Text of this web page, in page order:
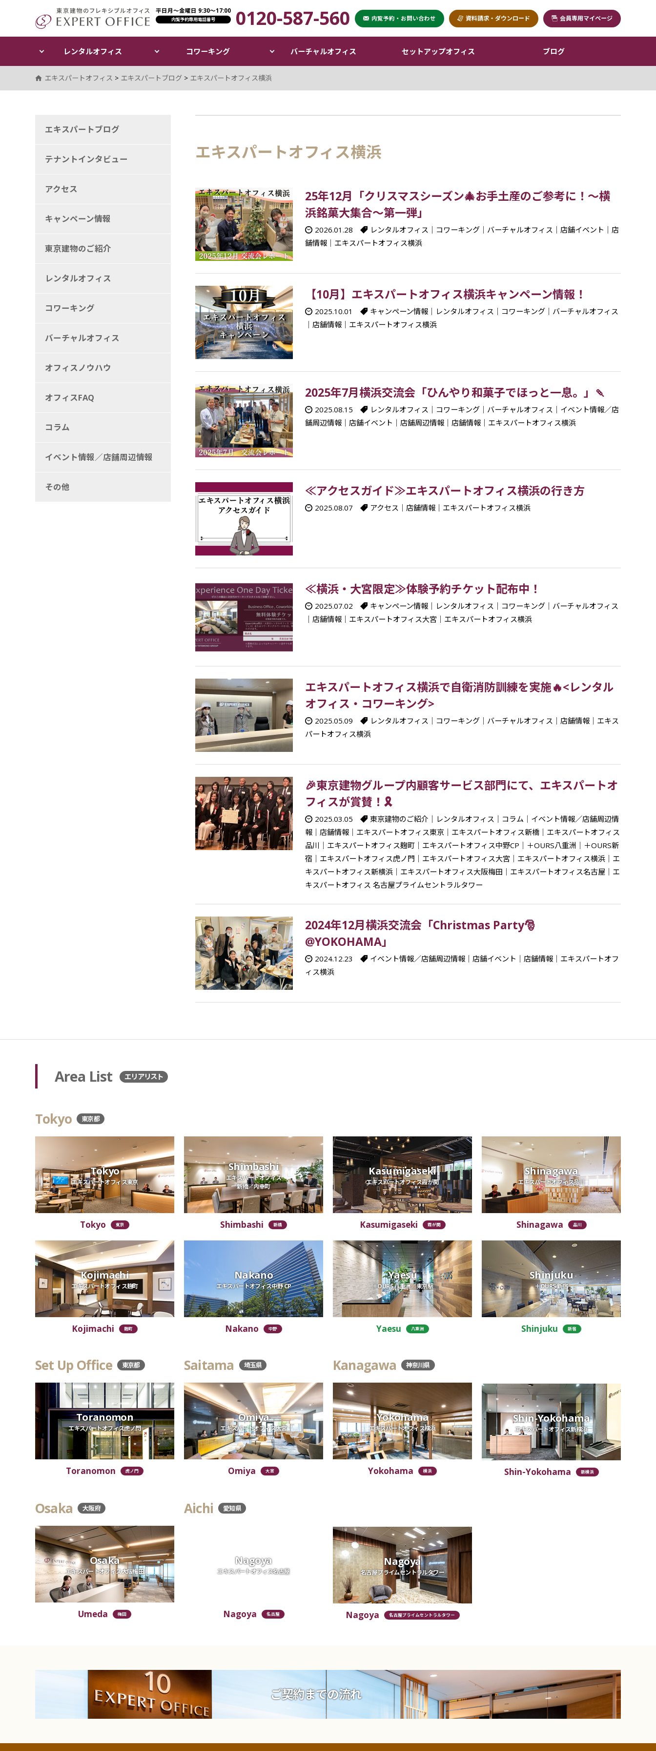
レンタルオフィス コワーキング バーチャルオフィス セットアップオフィス ブログ
エキスパートオフィス（EXPERT OFFICE） 会員専用マイページ
資料請求・ダウンロード
平日月〜金曜日 9:30〜17:00
内覧予約専用電話番号 0120-587-560 内覧予約・お問い合わせ
エキスパートオフィス > エキスパートブログ > エキスパートオフィス横浜
エキスパートオフィス横浜
25年12月「クリスマスシーズン🎄お手土産のご参考に！～横
浜銘菓大集合～第一弾」
2026.01.28 レンタルオフィス コワーキング バーチャルオフィス 店舗イベント
店
舗情報
エキスパートオフィス横浜
【10月】エキスパートオフィス横浜キャンペーン情報！
2025.10.01 キャンペーン情報 レンタルオフィス コワーキング
バーチャルオフィス
店舗情報 エキスパートオフィス横浜
2025年7月横浜交流会「ひんやり和菓子でほっと一息。」🍡
2025.08.15 レンタルオフィス コワーキング バーチャルオフィス
イベント情報／店
舗周辺情報
店舗イベント 店舗周辺情報 店舗情報 エキスパートオフィス横浜
≪アクセスガイド≫エキスパートオフィス横浜の行き方
2025.08.07 アクセス 店舗情報 エキスパートオフィス横浜
≪横浜・大宮限定≫体験予約チケット配布中！
2025.07.02 キャンペーン情報 レンタルオフィス コワーキング
バーチャルオフィス
店舗情報 エキスパートオフィス大宮 エキスパートオフィス横浜
エキスパートオフィス横浜で自衛消防訓練を実施🔥<レンタル
オフィス・コワーキング>
2025.05.09 レンタルオフィス コワーキング バーチャルオフィス 店舗情報
エキス
パートオフィス横浜
🎉東京建物グループ内顧客サービス部門にて、エキスパートオ
フィスが賞賛！🎗
2025.03.05 東京建物のご紹介 レンタルオフィス コラム
イベント情報／店舗周辺情
報
店舗情報 エキスパートオフィス東京 エキスパートオフィス新橋
エキスパートオフィス
品川
エキスパートオフィス麹町 エキスパートオフィス中野CP ＋OURS八重洲
＋OURS新
宿
エキスパートオフィス虎ノ門 エキスパートオフィス大宮 エキスパートオフィス横浜
エ
キスパートオフィス新横浜
エキスパートオフィス大阪梅田 エキスパートオフィス名古屋
エ
キスパートオフィス 名古屋プライムセントラルタワー
2024年12月横浜交流会「Christmas Party🎅
@YOKOHAMA」
2024.12.23 イベント情報／店舗周辺情報 店舗イベント 店舗情報
エキスパートオフ
ィス横浜
エキスパートブログ
テナントインタビュー
アクセス
キャンペーン情報
東京建物のご紹介
レンタルオフィス
コワーキング
バーチャルオフィス
オフィスノウハウ
オフィスFAQ
コラム
イベント情報／店舗周辺情報
その他
Area List エリアリスト
Tokyo 東京都
Tokyo
エキスパートオフィス東京
Tokyo 東京
Shimbashi
エキスパートオフィス
新橋／内幸町
Shimbashi 新橋
Kasumigaseki
エキスパートオフィス霞が関
Kasumigaseki 霞が関
Shinagawa
エキスパートオフィス品川
Shinagawa 品川
Kojimachi
エキスパートオフィス麹町
Kojimachi 麹町
Nakano
エキスパートオフィス中野 CP
Nakano 中野
Yaesu
＋OURS 八重洲／東京駅
Yaesu 八重洲
Shinjuku
＋OURS 新宿
Shinjuku 新宿
Set Up Office 東京都
Toranomon
エキスパートオフィス虎ノ門
Toranomon 虎ノ門
Saitama 埼玉県
Omiya
エキスパートオフィス大宮
Omiya 大宮
Kanagawa 神奈川県
Yokohama
エキスパートオフィス横浜
Yokohama 横浜
Shin-Yokohama
エキスパートオフィス新横浜
Shin-Yokohama 新横浜
Osaka 大阪府
Osaka
エキスパートオフィス大阪梅田
Umeda 梅田
Aichi 愛知県
Nagoya
エキスパートオフィス名古屋
Nagoya 名古屋
Nagoya
名古屋プライムセントラルタワー
Nagoya 名古屋プライムセントラルタワー
ご契約までの流れ